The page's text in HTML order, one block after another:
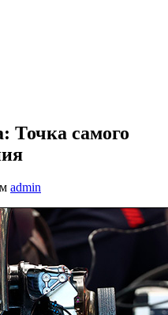
Точка самого
admin